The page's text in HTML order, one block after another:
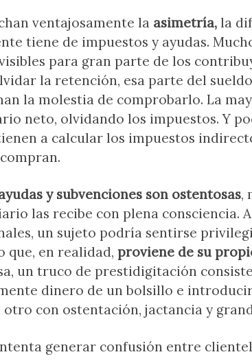
ventajosamente la asimetría, la
tiene de impuestos y ayudas.
para gran parte de los
la retención, esa parte del
la molestia de comprobarlo. La
neto, olvidando los impuestos. Y
a calcular los impuestos
y subvenciones son ostentosas,
las recibe con plena consciencia.
un sujeto podría sentirse
que, en realidad, proviene de su
un truco de prestidigitación
dinero de un bolsillo e
con ostentación, jactancia y
generar confusión entre